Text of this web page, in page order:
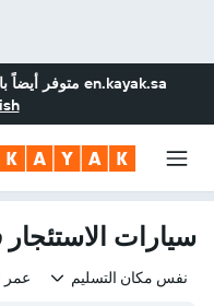
en.kayak.sa متوفر أيضاً
سيارات
نفس مكان التسليم عمر